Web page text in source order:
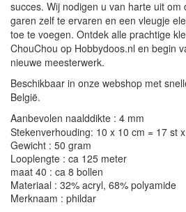
succes. Wij nodigen u van harte uit
garen zelf te ervaren en een vleugje
toe te voegen. Ontdek alle prachtige
ChouChou op Hobbydoos.nl en begin
nieuwe meesterwerk.
Beschikbaar in onze webshop met
België.
Aanbevolen naalddikte : 4 mm
Stekenverhouding: 10 x 10 cm = 17 st
Gewicht : 50 gram
Looplengte : ca 125 meter
maat 40 : ca 8 bollen
Materiaal : 32% acryl, 68% polyamide
Merknaam : phildar